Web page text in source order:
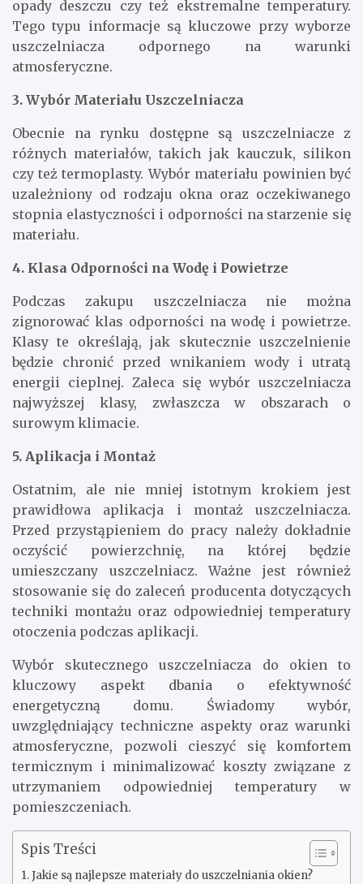
opady deszczu czy też ekstremalne temperatury.
Tego typu informacje są kluczowe przy wyborze
uszczelniacza odpor­nego na warunki
atmosferyczne.
3. Wybór Materiału Uszczelniacza
Obecnie na rynku dostępne są uszczelniacze z
różnych materiałów, takich jak kauczuk, silikon
czy też termoplasty. Wybór materiału powinien być
uzależniony od rodzaju okna oraz oczekiwanego
stopnia elastyczności i odporności na starzenie się
materiału.
4. Klasa Odporności na Wodę i Powietrze
Podczas zakupu uszczelniacza nie można
zignorować klas odporności na wodę i powietrze.
Klasy te określają, jak skutecznie uszczelnienie
będzie chronić przed wnikaniem wody i utratą
energii cieplnej. Zaleca się wybór uszczelniacza
najwyższej klasy, zwłaszcza w obszarach o
surowym klimacie.
5. Aplikacja i Montaż
Ostatnim, ale nie mniej istotnym krokiem jest
prawidłowa aplikacja i montaż uszczelniacza.
Przed przystąpieniem do pracy należy dokładnie
oczyścić powierzchnię, na której będzie
umieszczany uszczelniacz. Ważne jest również
stosowanie się do zaleceń producenta dotyczących
techniki montażu oraz odpowiedniej temperatury
otoczenia podczas aplikacji.
Wybór skutecznego uszczelniacza do okien to
kluczowy aspekt dbania o efektywność
energetyczną domu. Świadomy wybór,
uwzględniający techniczne aspekty oraz warunki
atmosferyczne, pozwoli cieszyć się komfortem
termicznym i minimalizować koszty związane z
utrzymaniem odpowiedniej temperatury w
pomieszczeniach.
Spis Treści
Jakie są najlepsze materiały do uszczelniania okien?